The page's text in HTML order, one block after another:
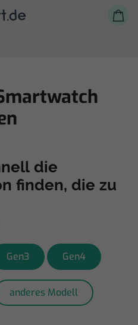
die
finden, die zu
Gen3 Gen4
anderes Modell